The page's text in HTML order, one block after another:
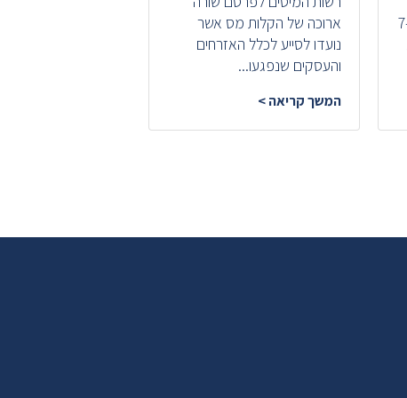
בעקבות ימי הלחימה ואירועי ה-7
ארוכה של הקלות מס אשר
נועדו לסייע לכלל האזרחים
והעסקים שנפגעו...
המשך קריאה >